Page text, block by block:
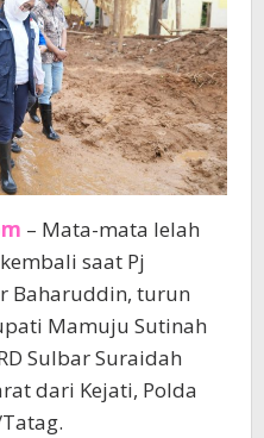
– Mata-mata lelah
saat Pj
Baharuddin, turun
Mamuju Sutinah
Sulbar Suraidah
dari Kejati, Polda